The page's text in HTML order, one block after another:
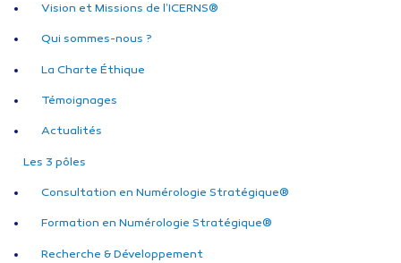
Vision et Missions de l’ICERNS®
Qui sommes-nous ?
La Charte Éthique
Témoignages
Actualités
Les 3 pôles
Consultation en Numérologie Stratégique®
Formation en Numérologie Stratégique®
Recherche & Développement